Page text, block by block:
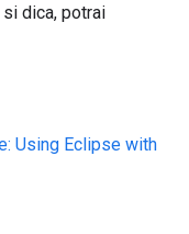
dica, potrai
Using Eclipse with